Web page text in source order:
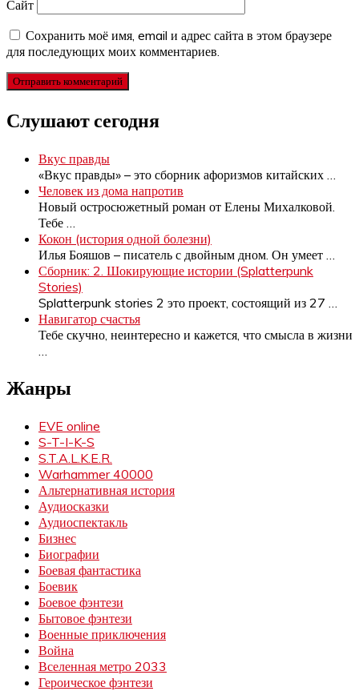
Сайт
Сохранить моё имя, email и адрес сайта в этом браузере
для последующих моих комментариев.
Слушают сегодня
Вкус правды
«Вкус правды» – это сборник афоризмов китайских
Человек из дома напротив
Новый остросюжетный роман от Елены Михалковой.
Тебе
Кокон (история одной болезни)
Илья Бояшов – писатель с двойным дном. Он умеет
Сборник: 2. Шокирующие истории (Splatterpunk
Stories)
Splatterpunk stories 2 это проект, состоящий из 27
Навигатор счастья
Тебе скучно, неинтересно и кажется, что смысла в жизни
Жанры
EVE online
S-T-I-K-S
S.T.A.L.K.E.R.
Warhammer 40000
Альтернативная история
Аудиосказки
Аудиоспектакль
Бизнес
Биографии
Боевая фантастика
Боевик
Боевое фэнтези
Бытовое фэнтези
Военные приключения
Война
Вселенная метро 2033
Героическое фэнтези